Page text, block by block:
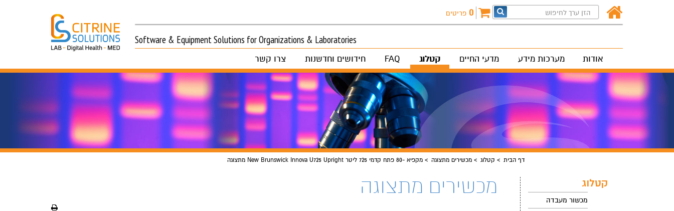
0 פריטים
Software & Equipment Solutions for Organizations & Laboratories
אודות מערכות מידע מדעי החיים קטלוג FAQ חידושים וחדשנות צרו קשר
דף הבית קטלוג מכשירים מתצוגה מקפיא -80 פתח קדמי 725 ליטר New Brunswick Innova U725 Upright מתצוגה
קטלוג
מכשור מעבדה
מכשירים מתצוגה